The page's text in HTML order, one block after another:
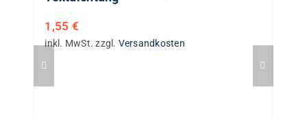
1,55 €
inkl. MwSt. zzgl. Versandkosten